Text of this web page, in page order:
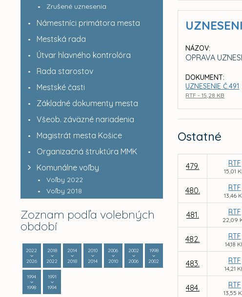
Zrušené uznesenia
Námestníci primátora mesta
Mestská rada
Útvar hlavného kontrolóra
Rada starostov
Mestské časti
Základné dokumenty mesta
Všeob. záväzné nariadenia
Magistrát mesta Košice
Organizačná štruktúra MMK
Komunálne voľby
Voľby 2022
Voľby 2018
Zoznam podľa volebných
období
2022
2026
2018
2022
2014
2018
2010
2014
2006
2010
2002
2006
1998
2002
1994
1998
1991
1994
NÁZOV:
OPRAVA
DOKUMENT:
UZNESENIE Č.491
RTF - 15,28 KB
Ostatné
479. RTF
15,01
480. RTF
13,46
481. RTF
22,09
482. RTF
14,18
483. RTF
14,21
484. RTF
13,55